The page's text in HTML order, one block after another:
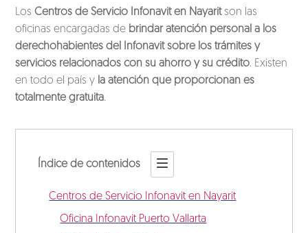
LosCentros de Servicio Infonavit en Nayaritson las
oficinas encargadas de brindar atención personal a los
derechohabientes del Infonavit sobre los trámites y
servicios relacionados con su ahorro y su crédito. Existen
en todo el país y la atención que proporcionan es
totalmente gratuita.
Índice de contenidos
Centros de Servicio Infonavit en Nayarit
Oficina Infonavit Puerto Vallarta